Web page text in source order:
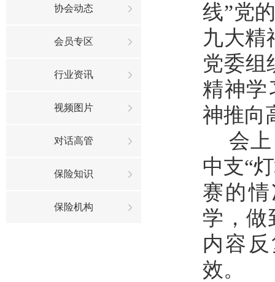
协会动态
会员专区
行业资讯
视频图片
对话高管
保险知识
保险机构
线”党
九大精
党委组
精神学
神推向
会
中支“
赛的
学，做
内容
效。